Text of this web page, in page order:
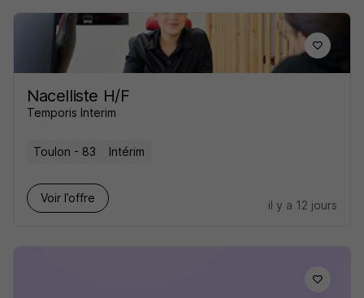
Nacelliste H/F
Temporis Interim
Toulon - 83 Intérim
Voir l’offre
il y a 12 jours